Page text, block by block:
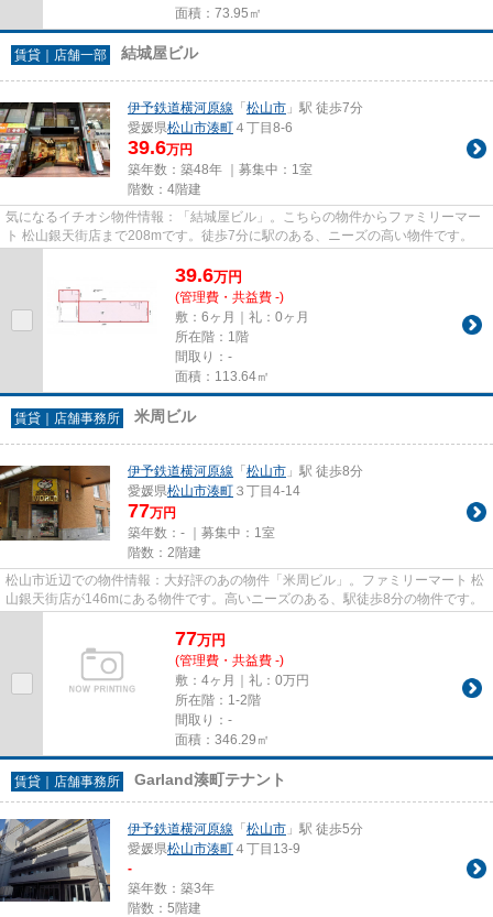
面積：73.95㎡
賃貸｜店舗一部 結城屋ビル
伊予鉄道横河原線 「 松山市 」駅 徒歩7分
愛媛県松山市湊町 ４丁目8-6
39.6万円
築年数：築48年 ｜募集中： 1室
階数：4階建
気になるイチオシ物件情報：「結城屋ビル」。こちらの物件からファミリーマー
ト 松山銀天街店まで208mです。徒歩7分に駅のある、ニーズの高い物件です。
39.6万円
(管理費・共益費 -)
敷：6ヶ月｜礼：0ヶ月
所在階：1階
間取り：-
面積：113.64㎡
賃貸｜店舗事務所 米周ビル
伊予鉄道横河原線 「 松山市 」駅 徒歩8分
愛媛県松山市湊町 ３丁目4-14
77万円
築年数：- ｜募集中： 1室
階数：2階建
松山市近辺での物件情報：大好評のあの物件「米周ビル」。ファミリーマート 松
山銀天街店が146mにある物件です。高いニーズのある、駅徒歩8分の物件です。
77万円
(管理費・共益費 -)
敷：4ヶ月｜礼：0万円
所在階：1-2階
間取り：-
面積：346.29㎡
賃貸｜店舗事務所 Garland湊町テナント
伊予鉄道横河原線 「 松山市 」駅 徒歩5分
愛媛県松山市湊町 ４丁目13-9
-
築年数：築3年
階数：5階建